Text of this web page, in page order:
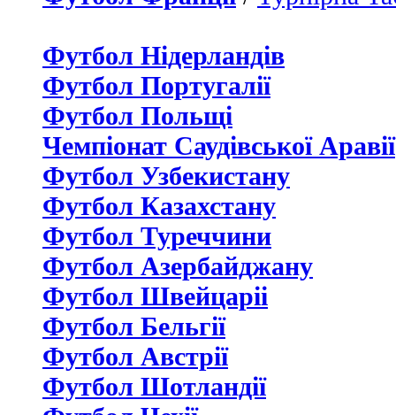
Футбол Нідерландiв
Футбол Португалії
Футбол Польщі
Чемпіонат Саудівської Аравії
Футбол Узбекистану
Футбол Казахстану
Футбол Туреччини
Футбол Азербайджану
Футбол Швейцаріі
Футбол Бельгії
Футбол Австрії
Футбол Шотландії